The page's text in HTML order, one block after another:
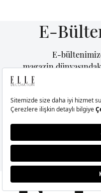
E-
E-
magazin